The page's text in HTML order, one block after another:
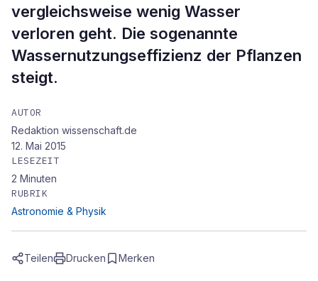
vergleichsweise wenig Wasser
verloren geht. Die sogenannte
Wassernutzungseffizienz der Pflanzen
steigt.
AUTOR
Redaktion wissenschaft.de
12. Mai 2015
LESEZEIT
2 Minuten
RUBRIK
Astronomie & Physik
Teilen Drucken Merken